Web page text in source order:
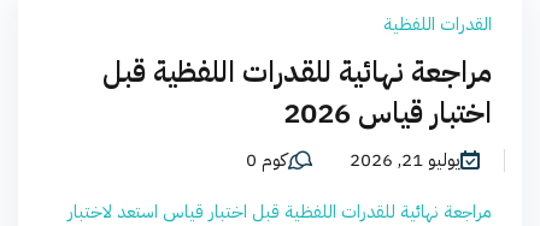
القدرات اللفظية
مراجعة نهائية للقدرات اللفظية قبل
اختبار قياس 2026
يوليو 21, 2026
كوم 0
مراجعة نهائية للقدرات اللفظية قبل اختبار قياس استعد لاختبار